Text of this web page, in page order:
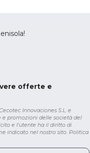
offerte e
Innovaciones S.L. e
e promozioni delle società del
e l'utente ha il diritto di
indicato nel nostro sito. Politica